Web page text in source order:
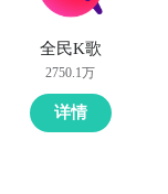
全民K歌
2750.1万
详情